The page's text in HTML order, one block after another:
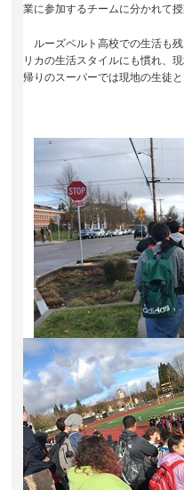
業に参加するチームに分かれて授
ルーズベルト高校での生活も
リカの生活スタイルにも慣れ、
帰りのスーパーでは現地の生徒